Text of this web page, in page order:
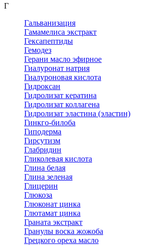
Г
Гальванизация
Гамамелиса экстракт
Гексапептиды
Гемодез
Герани масло эфирное
Гиалуронат натрия
Гиалуроновая кислота
Гидроксан
Гидролизат кератина
Гидролизат коллагена
Гидролизат эластина (эластин)
Гинкго-билоба
Гиподерма
Гирсутизм
Глабридин
Гликолевая кислота
Глина белая
Глина зеленая
Глицерин
Глюкоза
Глюконат цинка
Глютамат цинка
Граната экстракт
Гранулы воска жожоба
Грецкого ореха масло